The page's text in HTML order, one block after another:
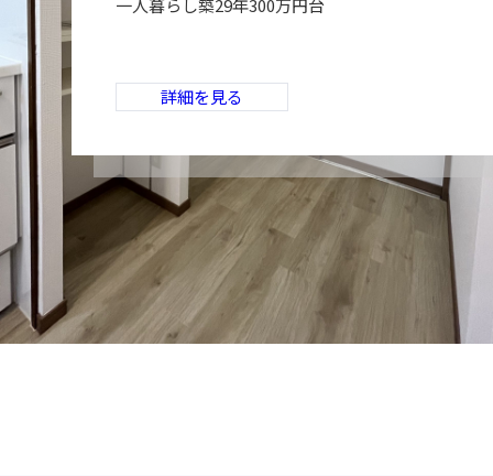
一人暮らし築29年300万円台
詳細を見る